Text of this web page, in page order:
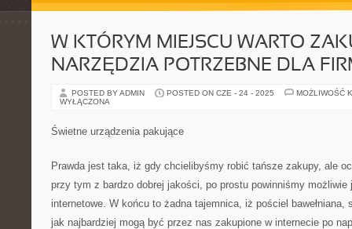
W KTÓRYM MIEJSCU WARTO
NARZĘDZIA POTRZEBNE DLA
POSTED BY ADMIN POSTED ON CZE - 24 - 2025
MOŻLIWOŚĆ
WYŁĄCZONA
Świetne urządzenia pakujące
Prawda jest taka, iż gdy chcielibyśmy robić tańsze zakupy, ale
przy tym z bardzo dobrej jakości, po prostu powinniśmy
internetowe. W końcu to żadna tajemnica, iż pościel bawełniana,
jak najbardziej mogą być przez nas zakupione w internecie po